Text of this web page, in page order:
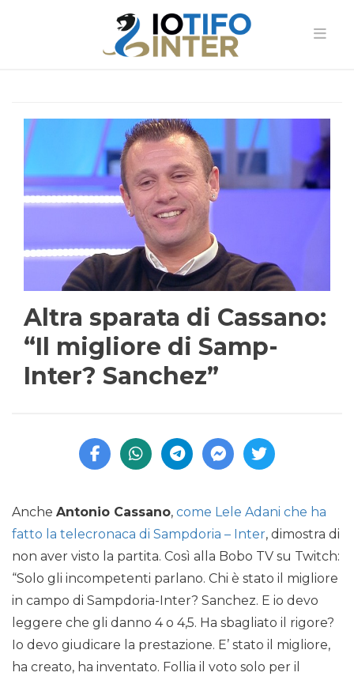
Altra sparata di Cassano:
“Il migliore di Samp-
Inter? Sanchez”
Anche Antonio Cassano, come Lele Adani che ha
fatto la telecronaca di Sampdoria – Inter, dimostra di
non aver visto la partita. Così alla Bobo TV su Twitch:
“Solo gli incompetenti parlano. Chi è stato il migliore
in campo di Sampdoria-Inter? Sanchez. E io devo
leggere che gli danno 4 o 4,5. Ha sbagliato il rigore?
Io devo giudicare la prestazione. E’ stato il migliore,
ha creato, ha inventato. Follia il voto solo per il